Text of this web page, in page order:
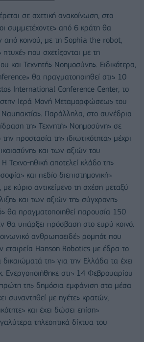
σε σχετική ανακοίνωση, στο
συμμετέχοντες από 6 κράτη θα
από κοινού, με τη Sophia the robot,
πτυχές που σχετίζονται με τη
και Τεχνητής Νοημοσύνης. Ειδικότερα,
θα πραγματοποιηθεί στις 10
International Conference Center, το
στην Ιερά Μονή Μεταμορφώσεως του
Παράλληλα, στο συνέδριο
της Τεχνητής Νοημοσύνης σε
προστασία της ιδιωτικότητας μέχρι
και των αξιών του
Τεχνο-ηθική αποτελεί κλάδο της
και πεδίο διεπιστημονικής
με κύριο αντικείμενο τη σχέση μεταξύ
και των αξιών της σύγχρονης
θα πραγματοποιηθεί παρουσία 150
θα υπάρξει πρόσβαση στο ευρύ κοινό.
ανθρωποειδές ρομπότ που
εταιρεία Hanson Robotics με έδρα το
της για την Ελλάδα τα έχει
στις 14 Φεβρουαρίου
της δημόσια εμφάνιση στα μέσα
συναντηθεί με ηγέτες κρατών,
και έχει δώσει επίσης
τηλεοπτικά δίκτυα του